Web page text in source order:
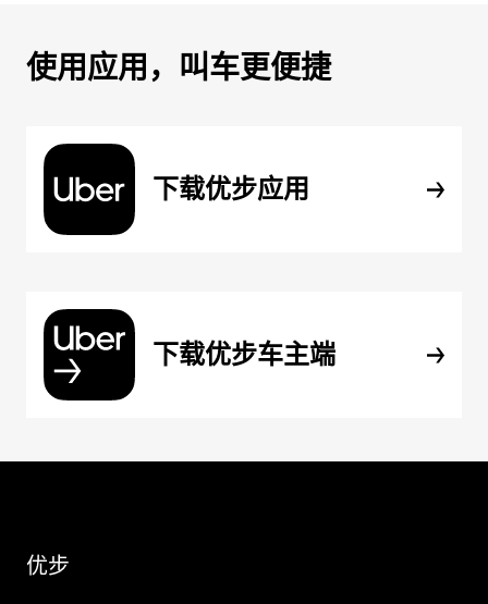
使用应用，叫车更便捷
下载优步应用
下载优步车主端
优步